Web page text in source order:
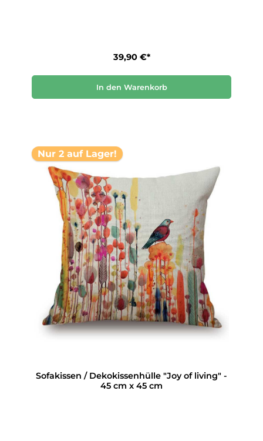
39,90 €*
In den Warenkorb
Nur 2 auf Lager!
Sofakissen / Dekokissenhülle "Joy of living" -
45 cm x 45 cm